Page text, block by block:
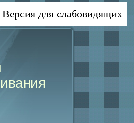
Версия для слабовидящих